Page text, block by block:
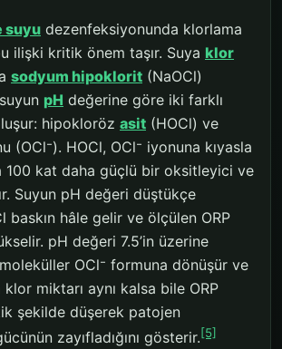
suyu dezenfeksiyonunda klorlama
ilişki kritik önem taşır. Suya klor
sodyum hipoklorit (NaOCl)
pH değerine göre iki farklı
hipokloröz asit (HOCl) ve
(OCl⁻). HOCl, OCl⁻ iyonuna kıyasla
100 kat daha güçlü bir oksitleyici ve
Suyun pH değeri düştükçe
baskın hâle gelir ve ölçülen ORP
pH değeri 7.5’in üzerine
moleküller OCl⁻ formuna dönüşür ve
miktarı aynı kalsa bile ORP
şekilde düşerek patojen
zayıfladığını gösterir.[5]